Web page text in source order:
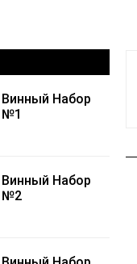
Винный Набор
№1
Винный Набор
№2